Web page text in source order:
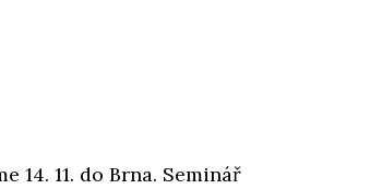
14. 11. do Brna. Seminář